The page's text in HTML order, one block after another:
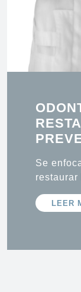
Se
restaurar
LEER